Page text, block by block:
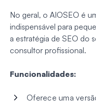
No geral, o AIOSEO é
indispensável para
a estratégia de SEO do
consultor profissional.
Funcionalidades:
Oferece uma